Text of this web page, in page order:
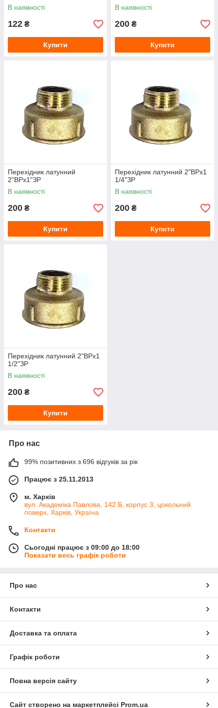
В наявності
122 ₴
Купити
В наявності
200 ₴
Купити
Перехідник латунний
2"ВРх1"ЗР
В наявності
200 ₴
Купити
Перехідник латунний 2"ВРх1
1/4"ЗР
В наявності
200 ₴
Купити
Перехідник латунний 2"ВРх1
1/2"ЗР
В наявності
200 ₴
Купити
Про нас
99% позитивних з 696 відгуків за рік
Працює з 25.11.2013
м. Харків
вул. Академіка Павлова, 142 Б, корпус 3, цокольний
поверх, Харків, Україна
Контакти
Сьогодні працює з 09:00 до 18:00
Показати весь графік роботи
Про нас
Контакти
Доставка та оплата
Графік роботи
Повна версія сайту
Сайт створено на маркетплейсі Prom.ua